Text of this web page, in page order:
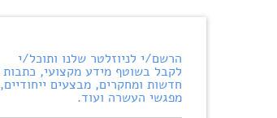
הרשם/י לניוזלטר שלנו ותוכל/י
לקבל בשוטף מידע מקצועי, כתבות
חדשות ומחקרים, מבצעים ייחודיים,
מפגשי העשרה ועוד.